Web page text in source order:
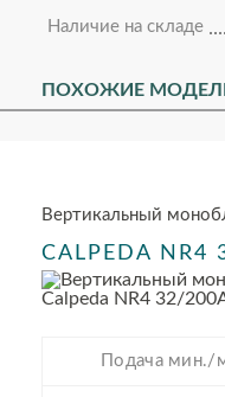
Наличие на складе
ПОХОЖИЕ
Вертикальный
CALPEDA NR4
Подача мин./